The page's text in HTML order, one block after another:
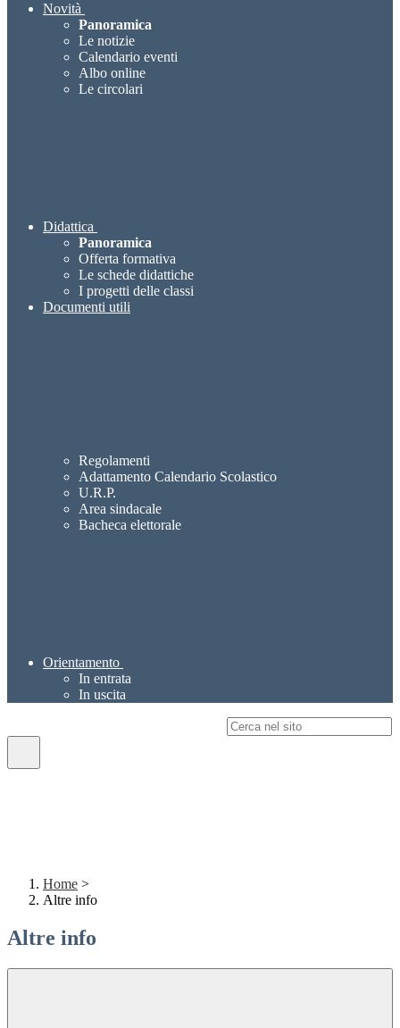
Novità
Panoramica
Le notizie
Calendario eventi
Albo online
Le circolari
Didattica
Panoramica
Offerta formativa
Le schede didattiche
I progetti delle classi
Documenti utili
Regolamenti
Adattamento Calendario Scolastico
U.R.P.
Area sindacale
Bacheca elettorale
Orientamento
In entrata
In uscita
Home >
Altre info
Altre info